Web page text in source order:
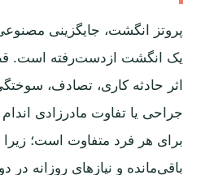
پروتز انگشت، جایگزینی
یک انگشت ازدست‌رفته است.
اثر حادثه کاری، تصادف،
جراحی یا تفاوت مادرزادی
برای هر فرد متفاوت است؛
باقی‌مانده و نیازهای روزانه در